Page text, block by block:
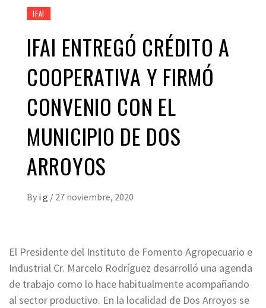
IFAI
IFAI ENTREGÓ CRÉDITO A
COOPERATIVA Y FIRMÓ
CONVENIO CON EL
MUNICIPIO DE DOS
ARROYOS
By i g / 27 noviembre, 2020
El Presidente del Instituto de Fomento Agropecuario e
Industrial Cr. Marcelo Rodríguez desarrolló una agenda
de trabajo como lo hace habitualmente acompañando
al sector productivo. En la localidad de Dos Arroyos se